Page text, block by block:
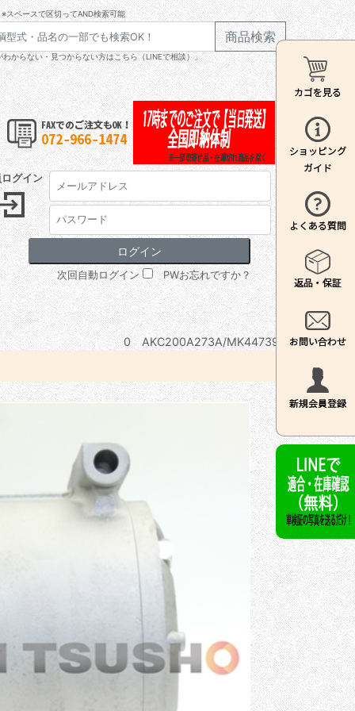
※スペースで区切ってAND検索可能
商品検索
わからない・見つからない方はこちら（LINEで相談）」
グイン
次回自動ログイン PWお忘れですか？
0 AKC200A273A/MK447398